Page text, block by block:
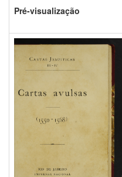
Pré-visualização